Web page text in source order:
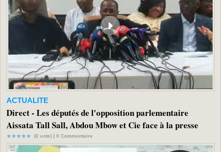
ACTUALITE
Direct - Les députés de l'opposition parlementaire
Aissata Tall Sall, Abdou Mbow et Cie face à la presse
(0 vote) | 0 Commentaire